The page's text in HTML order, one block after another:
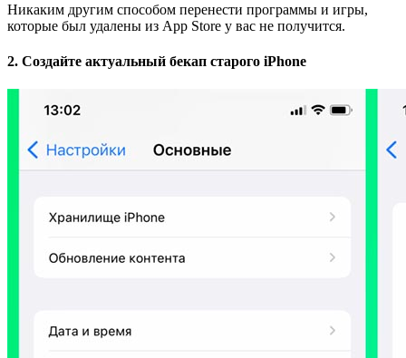
Никаким другим способом перенести программы и игры,
которые был удалены из App Store у вас не получится.
2. Создайте актуальный бекап старого iPhone